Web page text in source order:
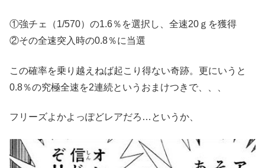
①強チェ（1/570）の1.6％を選択し、全速20ｇを獲得
②その全速突入時の0.8％に当選
この確率を乗り越えねば起こり得ない奇跡。更にいうと
0.8％の究極全速を2連続というおまけつきで、、、
フリーズよかよっぽどレアだろ…というか、